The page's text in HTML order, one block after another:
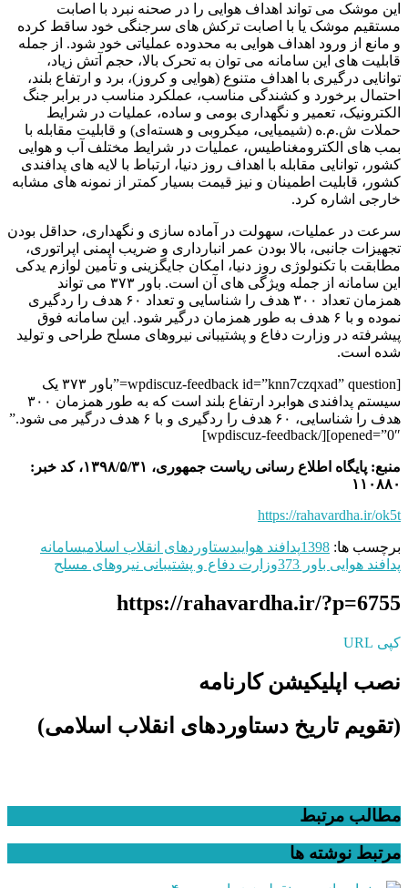
این موشک می ‌تواند اهداف هوایی را در صحنه نبرد با اصابت
مستقیم موشک یا با اصابت ترکش ‌های سرجنگی خود ساقط کرده
و مانع از ورود اهداف هوایی به محدوده عملیاتی خود شود. از جمله
قابلیت‌ های این سامانه می ‌توان به تحرک بالا، حجم آتش زیاد،
توانایی درگیری با اهداف متنوع (هوایی و کروز)، برد و ارتفاع بلند،
احتمال برخورد و کشندگی مناسب، عملکرد مناسب در برابر جنگ
الکترونیک، تعمیر و نگهداری بومی و ساده، عملیات در شرایط
حملات ش.م.ه (شیمیایی، میکروبی و هسته‌ای) و قابلیت مقابله با
بمب ‌های الکترومغناطیس، عملیات در شرایط مختلف آب و هوایی
کشور، توانایی مقابله با اهداف روز دنیا، ارتباط با لایه‌ های پدافندی
کشور، قابلیت اطمینان و نیز قیمت بسیار کمتر از نمونه‌ های مشابه
خارجی اشاره کرد.
سرعت در عملیات، سهولت در آماده‌ سازی و نگهداری، حداقل بودن
تجهیزات جانبی، بالا بودن عمر انبارداری و ضریب ایمنی اپراتوری،
مطابقت با تکنولوژی روز دنیا، امکان جایگزینی و تأمین لوازم یدکی
این سامانه از جمله ویژگی های آن است. باور ۳۷۳ می‌ تواند
همزمان تعداد ۳۰۰ هدف را شناسایی و تعداد ۶۰ هدف را ردگیری
نموده و با ۶ هدف به طور همزمان درگیر شود. این سامانه فوق
پیشرفته در وزارت دفاع و پشتیبانی نیروهای مسلح طراحی و تولید
شده است.
[wpdiscuz-feedback id=”knn7czqxad” question=”باور ۳۷۳ یک
سیستم پدافندی هوابرد ارتفاع بلند است که به طور همزمان ۳۰۰
هدف را شناسایی، ۶۰ هدف را ردگیری و با ۶ هدف درگیر می شود.”
opened=”0″][/wpdiscuz-feedback]
منبع: پایگاه اطلاع رسانی ریاست جمهوری، ۱۳۹۸/۵/۳۱، کد خبر:
۱۱۰۸۸۰
https://rahavardha.ir/ok5t
برچسب ها: 1398پدافند هواییدستاوردهای انقلاب اسلامیسامانه
پدافند هوایی باور 373
وزارت دفاع و پشتیبانی نیروهای مسلح
https://rahavardha.ir/?p=6755
کپی URL
نصب اپلیکیشن کارنامه
(تقویم تاریخ دستاوردهای انقلاب اسلامی​)
مطالب مرتبط
مرتبط نوشته ها